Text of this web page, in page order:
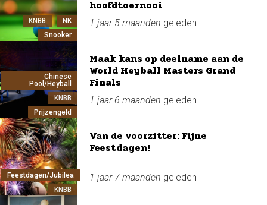
KNBB
NK
Snooker
hoofdtoernooi
1 jaar 5 maanden geleden
Chinese
Pool/Heyball
KNBB
Prijzengeld
Maak kans op deelname aan de
World Heyball Masters Grand
Finals
1 jaar 6 maanden geleden
Feestdagen/Jubilea
KNBB
Van de voorzitter: Fijne
Feestdagen!
1 jaar 7 maanden geleden